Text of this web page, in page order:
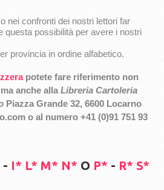
nei confronti dei nostri lettori far
questa possibilità per avere i nostri
provincia in ordine alfabetico.
potete fare riferimento non
anche allaLibreria Cartoleria
Piazza Grande 32, 6600 Locarno
o al numero +41 (0)91 751 93
- I* L* M* N* O P* - R* S*